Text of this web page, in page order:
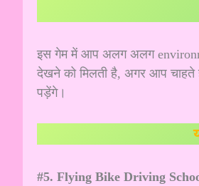
इस गेम में आप अलग अलग
देखने को मिलती है, अगर आप चाहते
पड़ेंगे।
#5. Flying Bike Driving